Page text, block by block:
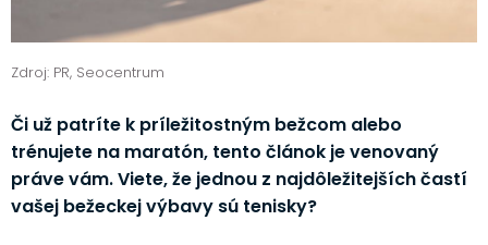
Zdroj: PR, Seocentrum
Či už patríte k príležitostným bežcom alebo
trénujete na maratón, tento článok je venovaný
práve vám. Viete, že jednou z najdôležitejších častí
vašej bežeckej výbavy sú tenisky?